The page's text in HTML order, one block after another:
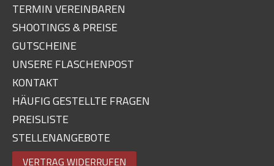
TERMIN VEREINBAREN
SHOOTINGS & PREISE
GUTSCHEINE
UNSERE FLASCHENPOST
KONTAKT
HÄUFIG GESTELLTE FRAGEN
PREISLISTE
STELLENANGEBOTE
VERTRAG WIDERRUFEN